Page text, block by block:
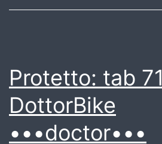
Protetto: tab 71
DottorBike
•••doctor•••